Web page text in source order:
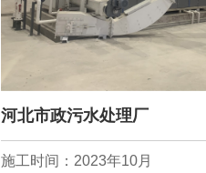
河北市政污水处理厂
施工时间：2023年10月